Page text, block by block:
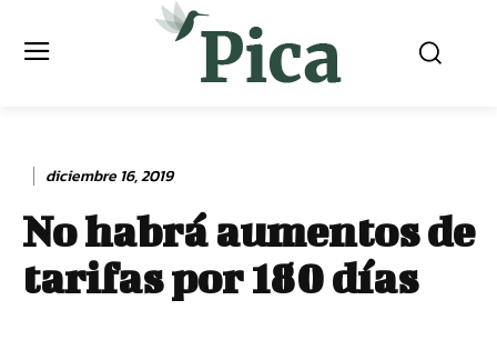
diciembre 16, 2019
No habrá aumentos de
tarifas por 180 días